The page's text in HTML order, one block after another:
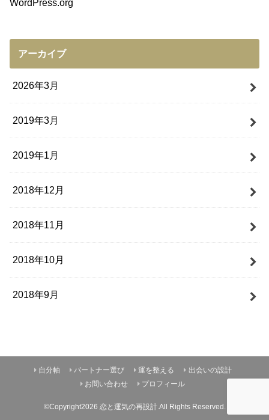
WordPress.org
アーカイブ
2026年3月
2019年3月
2019年1月
2018年12月
2018年11月
2018年10月
2018年9月
自分軸 パートナー選び 運を整える
出会いの設計
お問い合わせ
プロフィール
©Copyright2026 恋と運気の再設計.All Rights Reserved.